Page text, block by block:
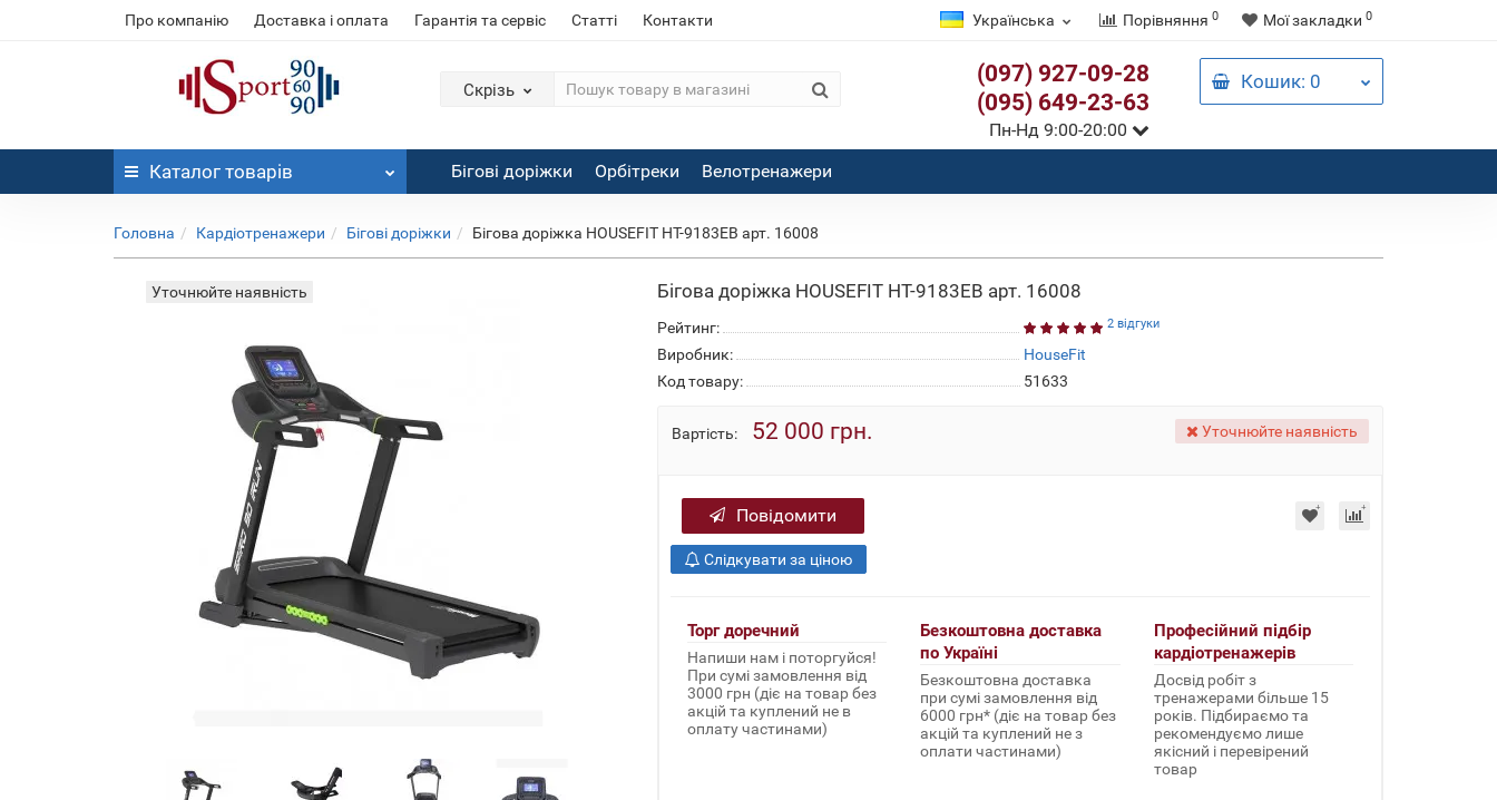
Про компанію Доставка і оплата Гарантія та сервіс Статті Контакти Українська Порівняння 0 Мої закладки 0
Скрізь
(097) 927-09-28
(095) 649-23-63
Пн-Нд 9:00-20:00
Кошик: 0
Каталог товарів Бігові доріжки Орбітреки Велотренажери
Головна Кардіотренажери Бігові доріжки Бігова доріжка HOUSEFIT HT-9183EB арт. 16008
Уточнюйте наявність Бігова доріжка HOUSEFIT HT-9183EB арт. 16008
Рейтинг: 2 відгуки
Виробник:
HouseFit
Код товару:
51633
Вартість: 52 000 грн. Уточнюйте наявність
Повідомити
Слідкувати за ціною
Торг доречний
Напиши нам і поторгуйся!
При сумі замовлення від
3000 грн (діє на товар без
акцій та куплений не в
оплату частинами)
Безкоштовна доставка
по Україні
Безкоштовна доставка
при сумі замовлення від
6000 грн* (діє на товар без
акцій та куплений не з
оплати частинами)
Професійний підбір
кардіотренажерів
Досвід робіт з
тренажерами більше 15
років. Підбираємо та
рекомендуємо лише
якісний і перевірений
товар